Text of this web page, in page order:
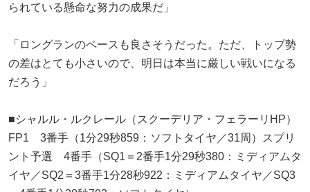
られている懸命な努力の成果だ」
「ロングランのペースも良さそうだった。ただ、トップ勢
の差はとても小さいので、明日は本当に厳しい戦いになる
だろう」
■シャルル・ルクレール（スクーデリア・フェラーリHP）
FP1 3番手（1分29秒859：ソフトタイヤ／31周）スプリ
ント予選 4番手（SQ1＝2番手1分29秒380：ミディアムタ
イヤ／SQ2＝3番手1分28秒922：ミディアムタイヤ／SQ3